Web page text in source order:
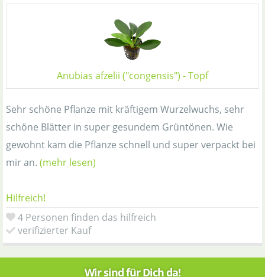
Anubias afzelii ("congensis") - Topf
Sehr schöne Pflanze mit kräftigem Wurzelwuchs, sehr
schöne Blätter in super gesundem Grüntönen. Wie
gewohnt kam die Pflanze schnell und super verpackt bei
mir an. (mehr lesen)
Hilfreich!
4 Personen finden das hilfreich
verifizierter Kauf
Wir sind für Dich da!